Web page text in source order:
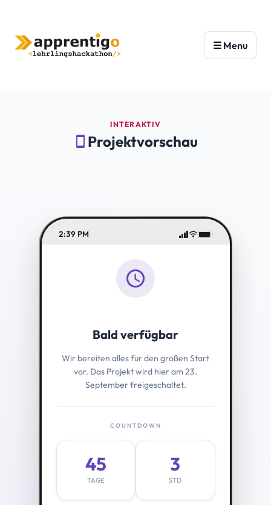
INTERAKTIV
smartphone Projektvorschau
2:39 PM
schedule
Bald verfügbar
Wir bereiten alles für den großen Start
vor. Das Projekt wird hier am 23.
September freigeschaltet.
COUNTDOWN
45
TAGE
3
STD